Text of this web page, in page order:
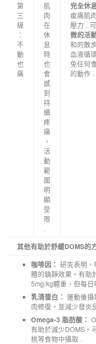
第
三
級
：
不
動
也
痛
肌
肉
在
休
息
時
也
會
感
到
持
續
疼
痛
，
活
動
範
圍
明
顯
受
限
.
完全休
痠痛肌
壓力 .
微的活
和的散
血液循
免任何
的動作 .
其他有助於舒緩DOMS的
咖啡因： 研究表明
體的鎮靜效果，有助
5mg/kg體重，但每
乳清蛋白： 運動後
肉修復，並減少發炎
Omega-3 脂肪酸：
有助於減少DOMS。
桃等食物中攝取 .